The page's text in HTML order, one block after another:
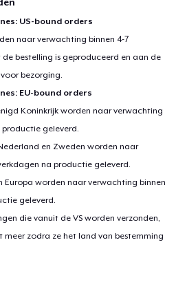
US-bound orders
naar verwachting binnen 4-7
bestelling is geproduceerd en aan de
bezorging.
EU-bound orders
Koninkrijk worden naar verwachting
productie geleverd.
en Zweden worden naar
na productie geleverd.
Europa worden naar verwachting binnen
geleverd.
die vanuit de VS worden verzonden,
zodra ze het land van bestemming